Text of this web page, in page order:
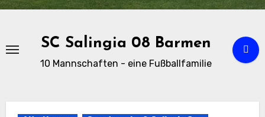
SC Salingia 08 Barmen
10 Mannschaften - eine Fußballfamilie